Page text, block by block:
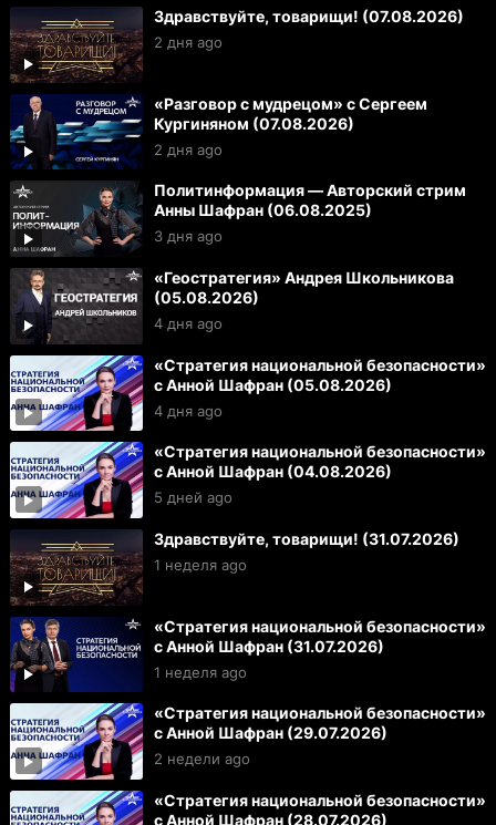
Здравствуйте, товарищи! (07.08.2026)
2 дня ago
«Разговор с мудрецом» с Сергеем
Кургиняном (07.08.2026)
2 дня ago
Политинформация — Авторский стрим
Анны Шафран (06.08.2025)
3 дня ago
«Геостратегия» Андрея Школьникова
(05.08.2026)
4 дня ago
«Стратегия национальной безопасности»
с Анной Шафран (05.08.2026)
4 дня ago
«Стратегия национальной безопасности»
с Анной Шафран (04.08.2026)
5 дней ago
Здравствуйте, товарищи! (31.07.2026)
1 неделя ago
«Стратегия национальной безопасности»
с Анной Шафран (31.07.2026)
1 неделя ago
«Стратегия национальной безопасности»
с Анной Шафран (29.07.2026)
2 недели ago
«Стратегия национальной безопасности»
с Анной Шафран (28.07.2026)